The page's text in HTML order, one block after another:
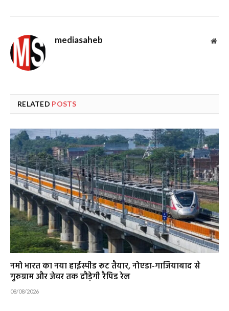
mediasaheb
RELATED POSTS
नमो भारत का नया हाईस्पीड रूट तैयार, नोएडा-गाजियाबाद से
गुरुग्राम और जेवर तक दौड़ेगी रैपिड रेल
08/08/2026